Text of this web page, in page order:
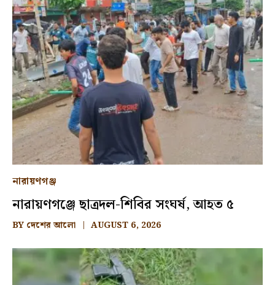
নারায়ণগঞ্জ
নারায়ণগঞ্জে ছাত্রদল-শিবির সংঘর্ষ, আহত ৫
BY দেশের আলো AUGUST 6, 2026